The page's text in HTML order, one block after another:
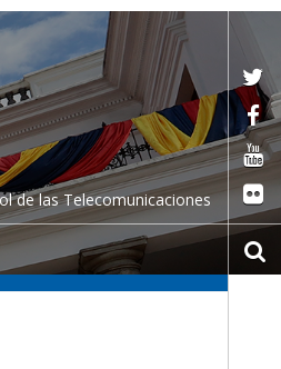
de las Telecomunicaciones